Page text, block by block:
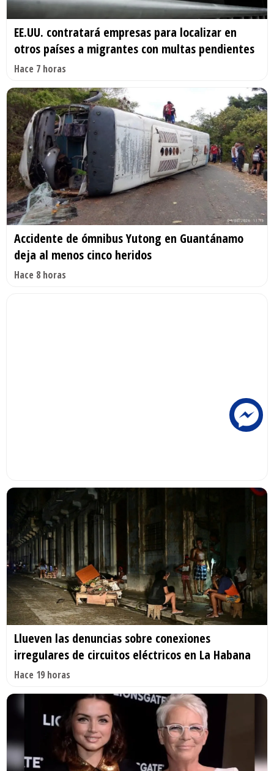
EE.UU. contratará empresas para localizar en
otros países a migrantes con multas pendientes
Hace 7 horas
Accidente de ómnibus Yutong en Guantánamo
deja al menos cinco heridos
Hace 8 horas
Llueven las denuncias sobre conexiones
irregulares de circuitos eléctricos en La Habana
Hace 19 horas